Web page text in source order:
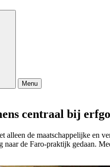
Menu
centraal bij
alleen de maatschappelijke en
de Faro-praktijk gedaan.